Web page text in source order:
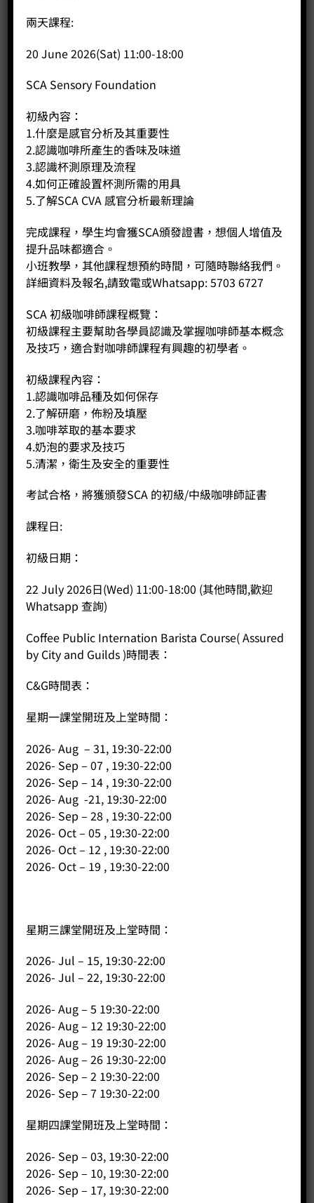
木柄手沖咖啡壺砂光款
Price: HK$
BUY NOW
杯測匙
Price: HK$
-
BUY NOW
兩天課程:
20 June 2026(Sat) 11:00-18:00
SCA Sensory Foundation
初級內容：
1.什麼是感官分析及其重要性
2.認識咖啡所產生的香味及味道
3.認識杯測原理及流程
4.如何正確設置杯測所需的用具
5.了解SCA CVA 感官分析最新理論
完成課程，學生均會獲SCA頒發證書，想個人增值及
提升品味都適合。
小班教學，其他課程想預約時間，可隨時聯絡我們。
詳細資料及報名,請致電或Whatsapp: 5703 6727
SCA 初級咖啡師課程概覽：
初級課程主要幫助各學員認識及掌握咖啡師基本概念
及技巧，適合對咖啡師課程有興趣的初學者。
初級課程內容：
1.認識咖啡品種及如何保存
2.了解研磨，佈粉及填壓
3.咖啡萃取的基本要求
4.奶泡的要求及技巧
5.清潔，衛生及安全的重要性
考試合格，將獲頒發SCA 的初級/中級咖啡師証書
課程日:
初級日期：
22 July 2026日(Wed) 11:00-18:00 (其他時間,歡迎
Whatsapp 查詢)
Coffee Public Internation Barista Course( Assured
by City and Guilds )時間表：
C&G時間表：
星期一課堂開班及上堂時間：
2026- Aug – 31, 19:30-22:00
2026- Sep – 07 , 19:30-22:00
2026- Sep – 14 , 19:30-22:00
2026- Aug -21, 19:30-22:00
2026- Sep – 28 , 19:30-22:00
2026- Oct – 05 , 19:30-22:00
2026- Oct – 12 , 19:30-22:00
2026- Oct – 19 , 19:30-22:00
星期三課堂開班及上堂時間：
2026- Jul – 15, 19:30-22:00
2026- Jul – 22, 19:30-22:00
2026- Aug – 5 19:30-22:00
2026- Aug – 12 19:30-22:00
2026- Aug – 19 19:30-22:00
2026- Aug – 26 19:30-22:00
2026- Sep – 2 19:30-22:00
2026- Sep – 7 19:30-22:00
星期四課堂開班及上堂時間：
2026- Sep – 03, 19:30-22:00
2026- Sep – 10, 19:30-22:00
2026- Sep – 17, 19:30-22:00